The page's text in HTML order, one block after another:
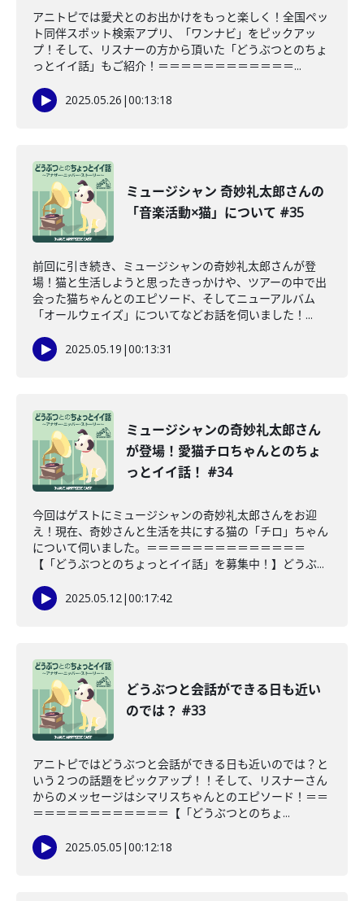
アニトピでは愛犬とのお出かけをもっと楽しく！全国ペッ
ト同伴スポット検索アプリ、「ワンナビ」をピックアッ
プ！そして、リスナーの方から頂いた「どうぶつとのちょ
っとイイ話」もご紹介！＝＝＝＝＝＝＝＝＝＝＝＝...
2025.05.26 |00:13:18
ミュージシャン 奇妙礼太郎さんの
「音楽活動×猫」について #35
前回に引き続き、ミュージシャンの奇妙礼太郎さんが登
場！猫と生活しようと思ったきっかけや、ツアーの中で出
会った猫ちゃんとのエピソード、そしてニューアルバム
「オールウェイズ」についてなどお話を伺いました！...
2025.05.19 |00:13:31
ミュージシャンの奇妙礼太郎さん
が登場！愛猫チロちゃんとのちょ
っとイイ話！ #34
今回はゲストにミュージシャンの奇妙礼太郎さんをお迎
え！現在、奇妙さんと生活を共にする猫の「チロ」ちゃん
について伺いました。＝＝＝＝＝＝＝＝＝＝＝＝＝＝
【「どうぶつとのちょっとイイ話」を募集中！】どうぶ...
2025.05.12|00:17:42
どうぶつと会話ができる日も近い
のでは？ #33
アニトピではどうぶつと会話ができる日も近いのでは？と
いう２つの話題をピックアップ！！そして、リスナーさん
からのメッセージはシマリスちゃんとのエピソード！＝＝
＝＝＝＝＝＝＝＝＝＝＝＝【「どうぶつとのちょ...
2025.05.05 |00:12:18